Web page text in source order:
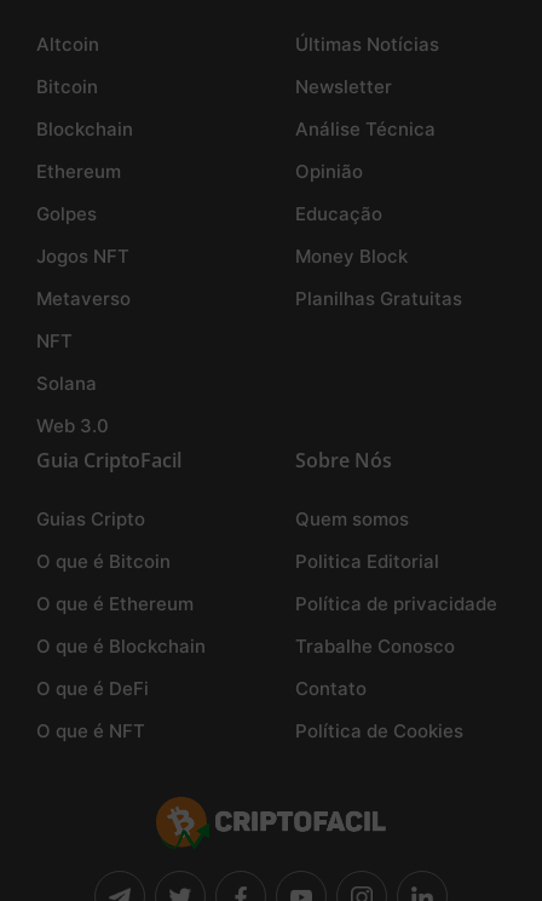
Altcoin
Bitcoin
Blockchain
Ethereum
Golpes
Jogos NFT
Metaverso
NFT
Solana
Web 3.0
Últimas Notícias
Newsletter
Análise Técnica
Opinião
Educação
Money Block
Planilhas Gratuitas
Guia CriptoFacil
Guias Cripto
O que é Bitcoin
O que é Ethereum
O que é Blockchain
O que é DeFi
O que é NFT
Sobre Nós
Quem somos
Politica Editorial
Política de privacidade
Trabalhe Conosco
Contato
Política de Cookies